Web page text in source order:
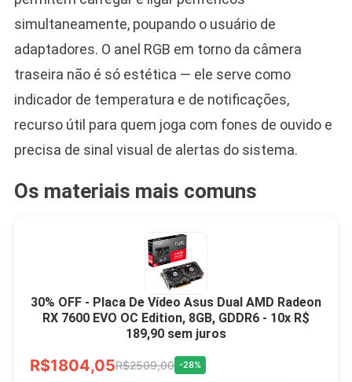
simultaneamente, poupando o usuário de
adaptadores. O anel RGB em torno da câmera
traseira não é só estética — ele serve como
indicador de temperatura e de notificações,
recurso útil para quem joga com fones de ouvido e
precisa de sinal visual de alertas do sistema.
Os materiais mais comuns
30% OFF - Placa De Vídeo Asus Dual AMD Radeon
RX 7600 EVO OC Edition, 8GB, GDDR6 - 10x R$
189,90 sem juros
R$1804,05R$2509,00 -28%